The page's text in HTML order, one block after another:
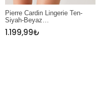
Belvü Siyah 1189 Desteksiz…
899,99₺